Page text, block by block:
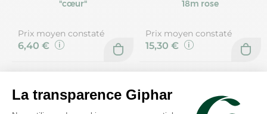
"cœur"
Prix moyen constaté
6,40 €
18m rose
Prix moyen constaté
15,30 €